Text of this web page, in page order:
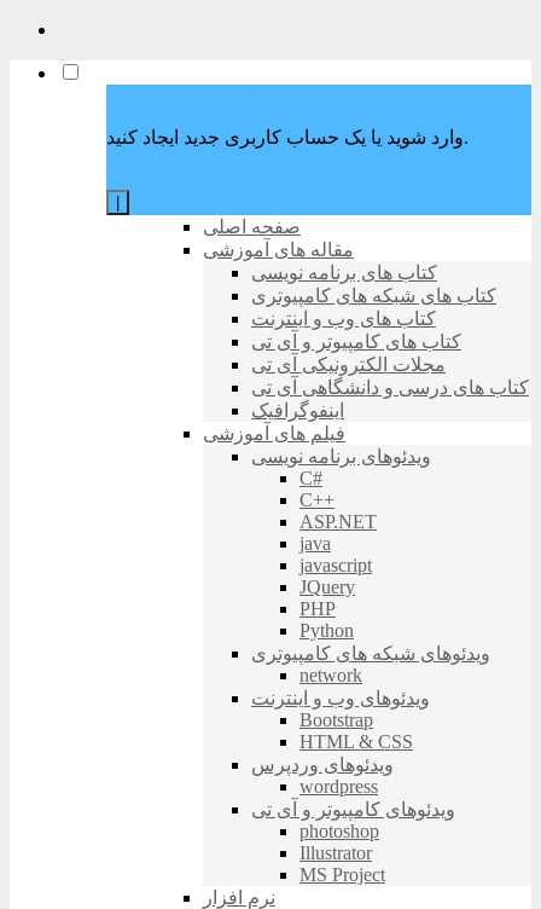
وارد شوید یا یک حساب کاربری جدید ایجاد کنید.
صفحه اصلی
مقاله های آموزشی
کتاب های برنامه نویسی
کتاب های شبکه های کامپیوتری
کتاب های وب و اینترنت
کتاب های کامپیوتر و آی تی
مجلات الکترونیکی آی تی
کتاب های درسی و دانشگاهی آی تی
اینفوگرافیک
فیلم های آموزشی
ویدئوهای برنامه نویسی
C#
C++
ASP.NET
java
javascript
JQuery
PHP
Python
ویدئوهای شبکه های کامپیوتری
network
ویدئوهای وب و اینترنت
Bootstrap
HTML & CSS
ویدئوهای وردپرس
wordpress
ویدئوهای کامپیوتر و آی تی
photoshop
Illustrator
MS Project
نرم افزار